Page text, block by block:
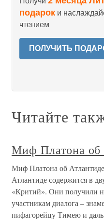
подарок и
чтением
ПОЛУЧИТЬ
Читайте
Миф Платона об
Миф Платона об
Атлантиде содержится в
«Критий». Они получили
участникам диалога –
пифагорейцу Тимею и